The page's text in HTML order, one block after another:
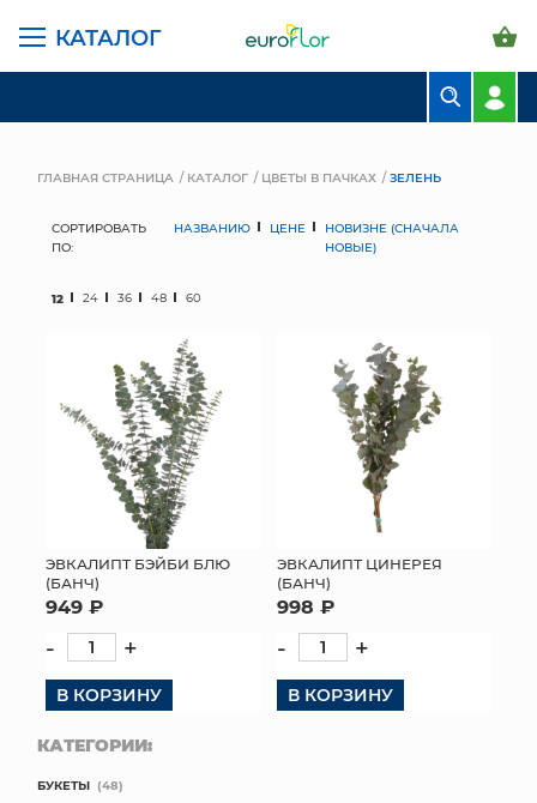
КАТАЛОГ
ГОРШКИ И КАШПО
ГРУНТЫ И УДОБРЕНИЯ
ПРЕДМЕТЫ ИНТЕРЬЕРА
МЯГКИЕ ИГРУШКИ
КОРЗИНЫ
ЯЩИКИ
ГЛАВНАЯ СТРАНИЦА КАТАЛОГ ЦВЕТЫ В ПАЧКАХ ЗЕЛЕНЬ
СОРТИРОВАТЬ
ПО:
НАЗВАНИЮ ЦЕНЕ
НОВИЗНЕ (СНАЧАЛА
НОВЫЕ)
12 24 36 48 60
ЭВКАЛИПТ БЭЙБИ БЛЮ
(БАНЧ)
949 ₽
- +
В КОРЗИНУ
ЭВКАЛИПТ ЦИНЕРЕЯ
(БАНЧ)
998 ₽
- +
В КОРЗИНУ
КАТЕГОРИИ:
БУКЕТЫ (48)